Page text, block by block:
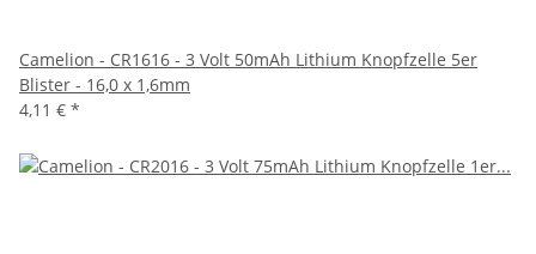
Camelion - CR1616 - 3 Volt 50mAh Lithium Knopfzelle 5er
Blister - 16,0 x 1,6mm
4,11 € *